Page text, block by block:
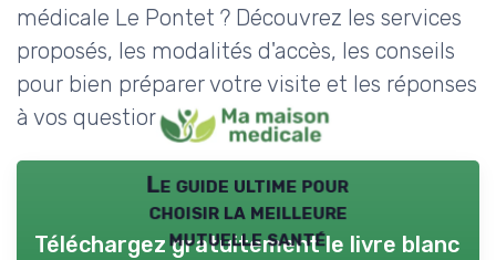
médicale Le Pontet ? Découvrez les services
proposés, les modalités d'accès, les conseils
pour bien préparer votre visite et les réponses
à vos questions fréquentes.
Le guide ultime pour
choisir la meilleure
mutuelle santé
Téléchargez gratuitement le livre blanc